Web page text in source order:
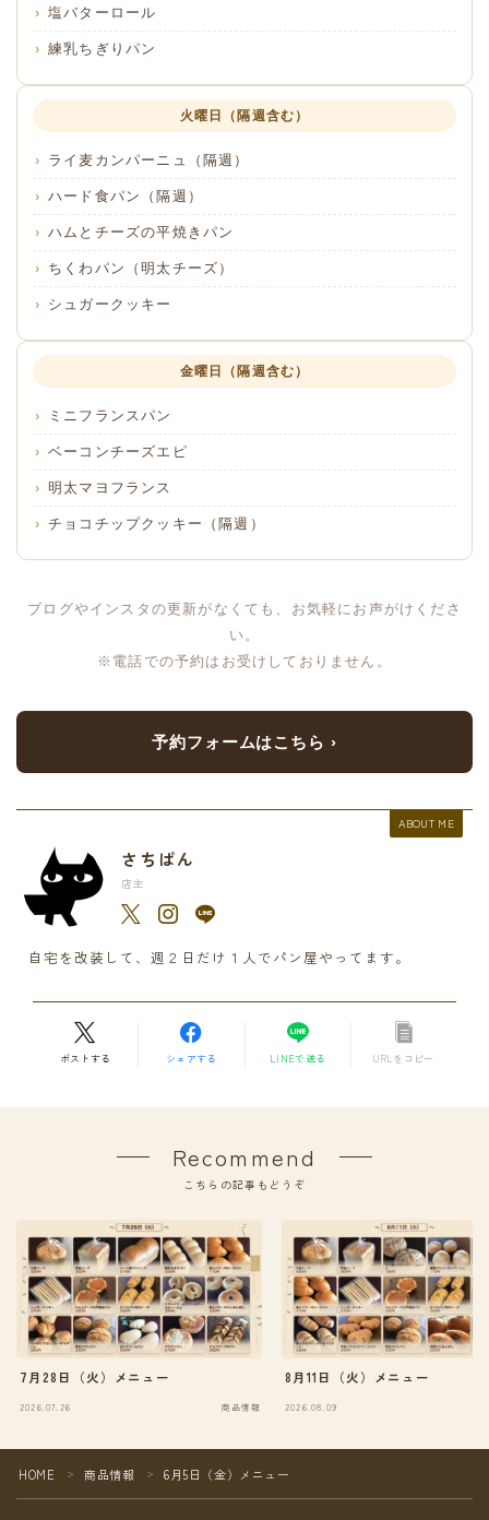
塩バターロール
練乳ちぎりパン
火曜日（隔週含む）
ライ麦カンパーニュ（隔週）
ハード食パン（隔週）
ハムとチーズの平焼きパン
ちくわパン（明太チーズ）
シュガークッキー
金曜日（隔週含む）
ミニフランスパン
ベーコンチーズエピ
明太マヨフランス
チョコチップクッキー（隔週）
ブログやインスタの更新がなくても、お気軽にお声がけくださ
い。
※電話での予約はお受けしておりません。
予約フォームはこちら ›
ABOUT ME
さちぱん
店主
自宅を改装して、週２日だけ１人でパン屋やってます。
ポストする シェアする LINEで送る URLをコピー
Recommend
こちらの記事もどうぞ
7月28日（火）メニュー
2026.07.26 商品情報
8月11日（火）メニュー
2026.08.09
HOME ＞ 商品情報 ＞ 6月5日（金）メニュー